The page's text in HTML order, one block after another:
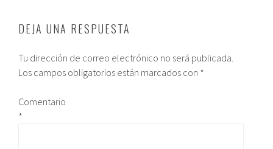
DEJA UNA RESPUESTA
Tu dirección de correo electrónico no será publicada.
Los campos obligatorios están marcados con *
Comentario
*